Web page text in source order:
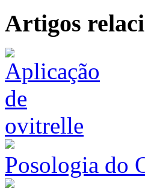
Artigos
Posologia do